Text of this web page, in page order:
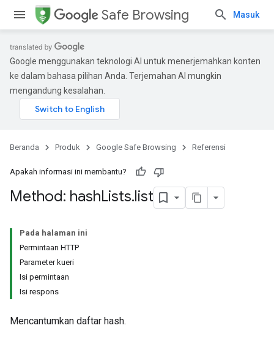
Safe Browsing Masuk
Google menggunakan teknologi AI untuk menerjemahkan konten
ke dalam bahasa pilihan Anda. Terjemahan AI mungkin
mengandung kesalahan.
Beranda Produk Google Safe Browsing Referensi
Apakah informasi ini membantu?
Method: hashLists.list
Pada halaman ini
Permintaan HTTP
Parameter kueri
Isi permintaan
Isi respons
Mencantumkan daftar hash.